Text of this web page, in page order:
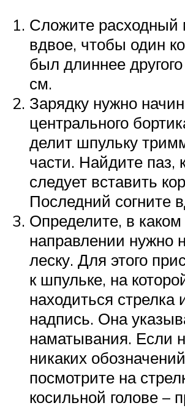
Сложите расходный
вдвое, чтобы один
был длиннее
см.
Зарядку нужно
центрального
делит шпульку
части. Найдите паз,
следует вставить
Последний согните
Определите, в каком
направлении нужно
леску. Для этого
к шпульке, на
находиться стрелка
надпись. Она
наматывания. Если
никаких
посмотрите на
косильной голове –